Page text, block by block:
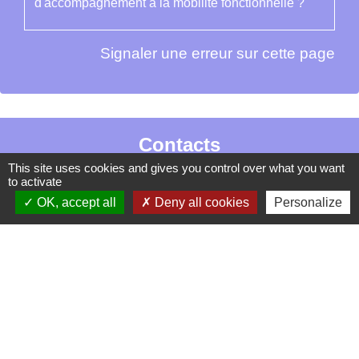
d'accompagnement à la mobilité fonctionnelle ?
Signaler une erreur sur cette page
Contacts
La Garde-Adhémar
25, rue Pauline de Simiane
26700 La Garde-Adhémar - FRANCE
This site uses cookies and gives you control over what you want
to activate
OK, accept all
Deny all cookies Personalize